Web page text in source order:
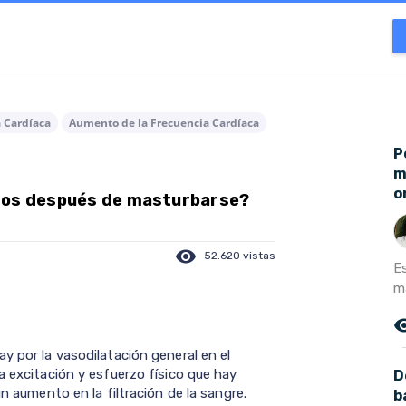
Aumento de la Frecuencia Cardíaca
después de masturbarse?
visibility 52.620 vistas
por la vasodilatación general en el
excitación y esfuerzo físico que hay
aumento en la filtración de la sangre.